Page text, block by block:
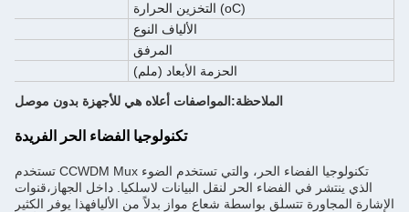
التخزين الحرارة
(oC)
الألياف النوع
المرفق
الحزمة الأبعاد (ملم)
الملاحظة:المواصفات أعلاه هي للأجهزة بدون موصل
تكنولوجيا الفضاء الحر الفريدة
تستخدم CCWDM Mux تكنولوجيا الفضاء الحر، والتي تستخدم الضوء
الذي ينتشر في الفضاء الحر لنقل البيانات لاسلكيا. داخل الجهاز،قنوات
الإشارة المجاورة تتسلق بواسطة شعاع مواز بدلاً من الأليافهذا يوفر الكثير